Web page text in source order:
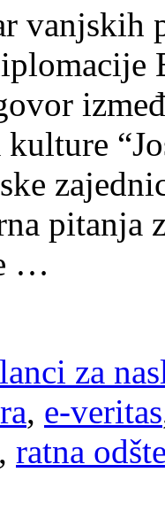
vanjskih
kulture
pitanja
…
za
, e-veritas
, ratna